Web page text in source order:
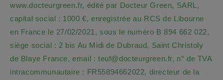
www.docteurgreen.fr, édité par Docteur Green, SARL ,
capital social : 1000 €, enregistrée au RCS de Libourne
en France le 27/02/2021 , sous le numéro B 894 662 022,
siège social : 2 bis Au Midi de Dubraud, Saint Christoly
de Blaye France, email :teuf@docteurgreen.fr, n° de TVA
intracommunautaire : FR55894662022, directeur de la